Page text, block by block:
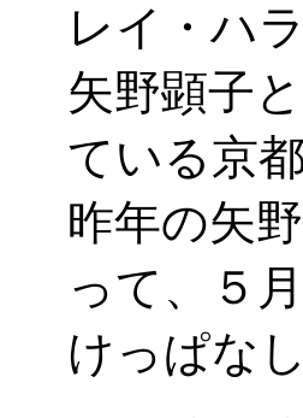
レイ・ハ
矢野顕子
ている京
昨年の矢
って、５
けっぱな